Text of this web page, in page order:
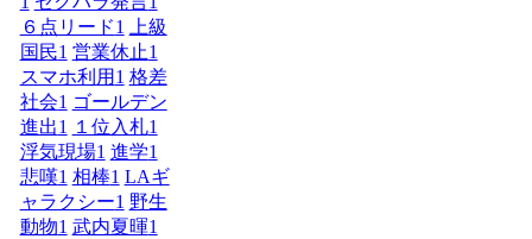
６点リード1
上級
国民1 営業休止1
スマホ利用 1 格差
社会1 ゴールデン
進出1 １位入札1
浮気現場1 進学1
悲嘆1 相棒1 LAギ
ャラクシー1 野生
動物1 武内夏暉1